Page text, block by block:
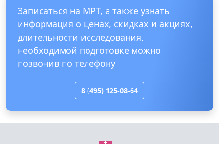
Записаться на МРТ, а также узнать
информация о ценах, скидках и акциях,
длительности исследования,
необходимой подготовке можно
позвонив по телефону
8 (495) 125-08-64